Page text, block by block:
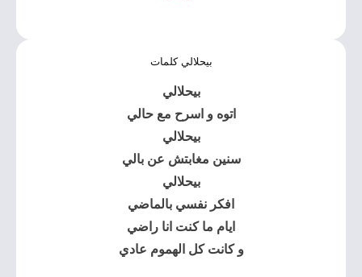
بيحلالي كلمات
بيحلالي
اتوه و اسرح مع حالي
بيحلالي
سنين مغابتش عن بالي
بيحلالي
افكر نفسي بالماضي
ايام ما كنت انا راضي
و كانت كل الهموم عادي